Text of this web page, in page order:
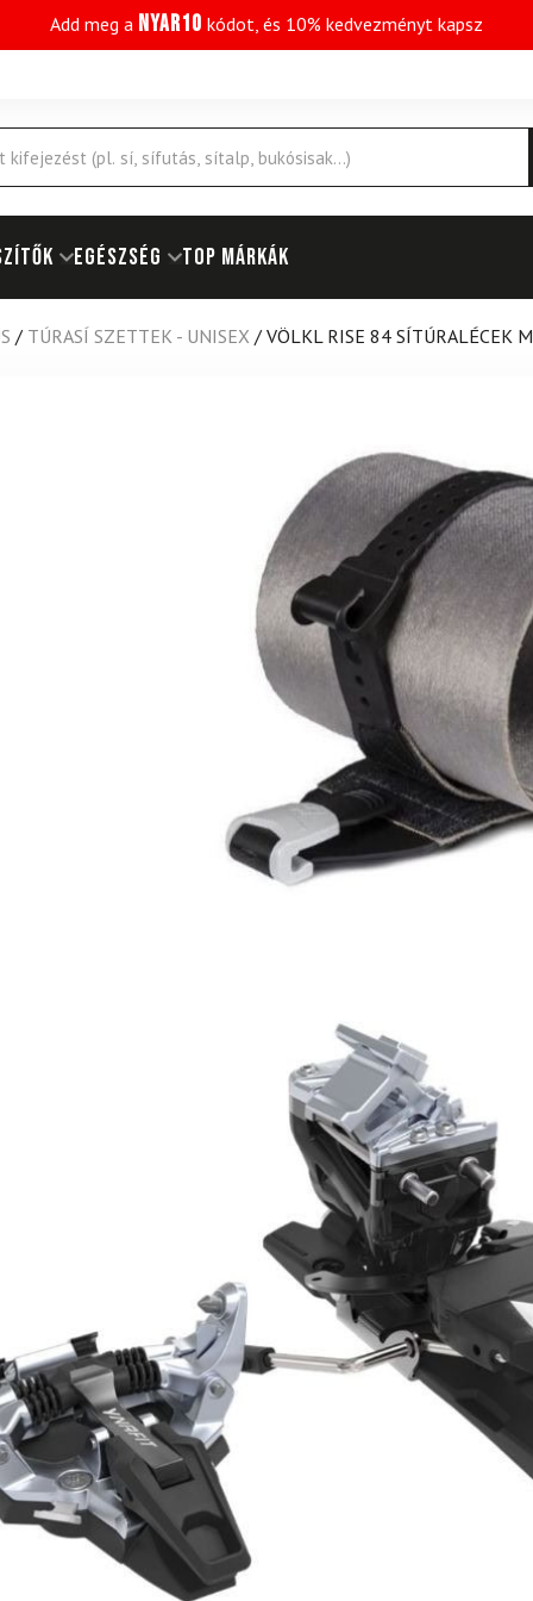
Add meg a NYAR10 kódot, és 10% kedvezményt kapsz
EGÉSZSÉG Top márkák
/ TÚRASÍ SZETTEK - UNISEX / VÖLKL RISE 84 SÍTÚRALÉCEK